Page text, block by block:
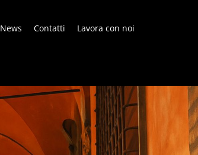
News Contatti Lavora con noi